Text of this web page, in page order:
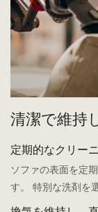
清潔で維持
定期的なクリー
ソファの表面を定
す。 特別な洗剤を
い